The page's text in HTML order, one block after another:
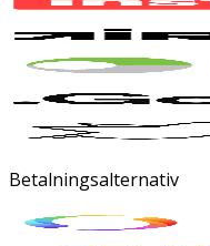
Betalningsalternativ